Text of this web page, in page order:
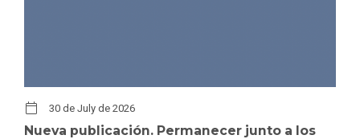
30 de July de 2026
Nueva publicación. Permanecer junto a los